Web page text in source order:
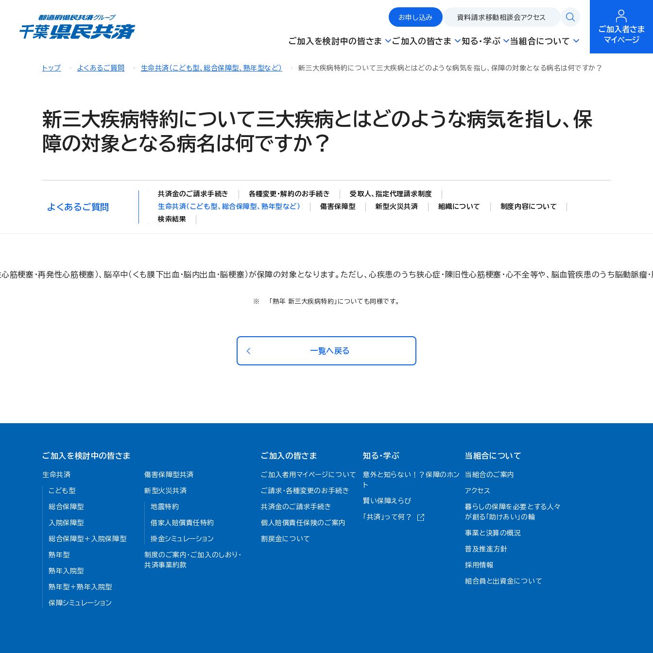
お申し込み 資料請求移動相談会アクセス
ご加入を検討中の皆さま ご加入の皆さま 知る・学ぶ 当組合について
ご加入者さま
マイページ
トップ よくあるご質問 生命共済（こども型、総合保障型、熟年型など） 新三大疾病特約について三大疾病とはどのような病気を指し、保障の対象となる病名は何ですか？
新三大疾病特約について三大疾病とはどのような病気を指し、保
障の対象となる病名は何ですか？
よくあるご質問
共済金のご請求手続き 各種変更・解約のお手続き
受取人、指定代理請求制度
生命共済（こども型、総合保障型、熟年型など）
傷害保障型 新型火災共済 組織について
制度内容について
検索結果
筋梗塞・再発性心筋梗塞）、脳卒中（くも膜下出血・脳内出血・脳梗塞）が保障の対象となります。ただし、心疾患のうち狭心症・陳旧性心筋梗塞・心不全等や、脳血管疾患のうち脳動脈瘤
「熟年 新三大疾病特約」についても同様です。
一覧へ戻る
ご加入を検討中の皆さま
生命共済
こども型
総合保障型
入院保障型
総合保障型＋入院保障型
熟年型
熟年入院型
熟年型＋熟年入院型
保障シミュレーション
傷害保障型共済
新型火災共済
地震特約
借家人賠償責任特約
掛金シミュレーション
制度のご案内・ご加入のしおり・
共済事業約款
ご加入の皆さま
ご加入者用マイページについて
ご請求・各種変更のお手続き
共済金のご請求手続き
個人賠償責任保険のご案内
割戻金について​
知る・学ぶ
意外と知らない！？保障のホン
ト
賢い保障えらび
「共済」って何？
当組合について
当組合のご案内
アクセス
暮らしの保障を必要とする人々
が創る「助けあい」の輪
事業と決算の概況
普及推進方針
採用情報
組合員と出資金について